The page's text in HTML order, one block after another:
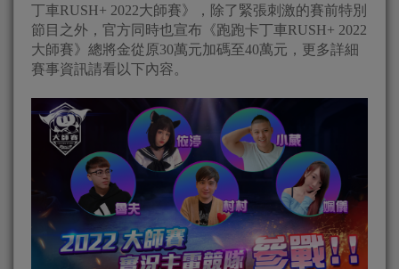
丁車RUSH+ 2022大師賽》，除了緊張刺激的賽前特別
節目之外，官方同時也宣布《跑跑卡丁車RUSH+ 2022
大師賽》總將金從原30萬元加碼至40萬元，更多詳細
賽事資訊請看以下內容。